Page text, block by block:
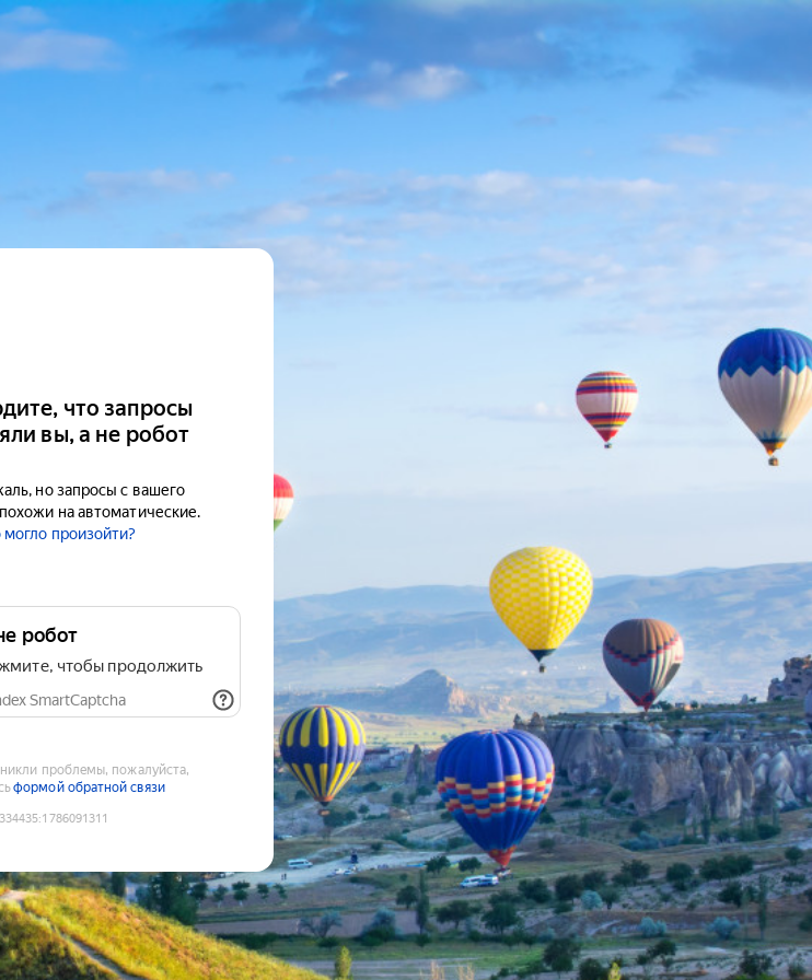
что запросы
вы, а не робот
но запросы с вашего
на автоматические.
произойти?
не робот
чтобы продолжить
SmartCaptcha
проблемы, пожалуйста,
формой обратной связи
:1786091311